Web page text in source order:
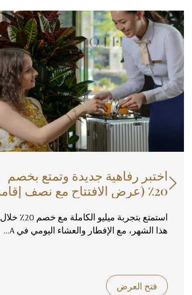
اختبر رفاهية جديدة وتمتع بخصم
20٪ (عرض الافتتاح مع نصف إقامة)
استمتع بتجربة ميليو الكاملة مع خصم 20٪ خلال
هذا الشهر، مع الإفطار والعشاء اليومي في A...
فتح العرض
